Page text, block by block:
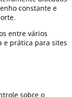
constante e
entre vários
e prática para sites
sobre o